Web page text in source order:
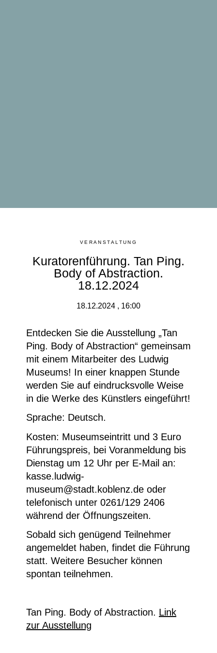
VERANSTALTUNG
Kuratorenführung. Tan Ping.
Body of Abstraction.
18.12.2024
18.12.2024 , 16:00
Entdecken Sie die Ausstellung „Tan
Ping. Body of Abstraction“ gemeinsam
mit einem Mitarbeiter des Ludwig
Museums! In einer knappen Stunde
werden Sie auf eindrucksvolle Weise
in die Werke des Künstlers eingeführt!
Sprache: Deutsch.
Kosten: Museumseintritt und 3 Euro
Führungspreis, bei Voranmeldung bis
Dienstag um 12 Uhr per E-Mail an:
kasse.ludwig-
museum@stadt.koblenz.de oder
telefonisch unter 0261/129 2406
während der Öffnungszeiten.
Sobald sich genügend Teilnehmer
angemeldet haben, findet die Führung
statt. Weitere Besucher können
spontan teilnehmen.
Tan Ping. Body of Abstraction. Link
zur Ausstellung